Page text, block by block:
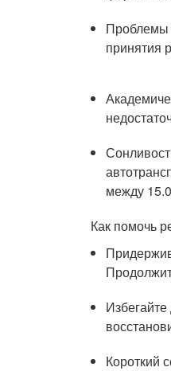
Проблемы
принятия
между
Как помочь
Короткий